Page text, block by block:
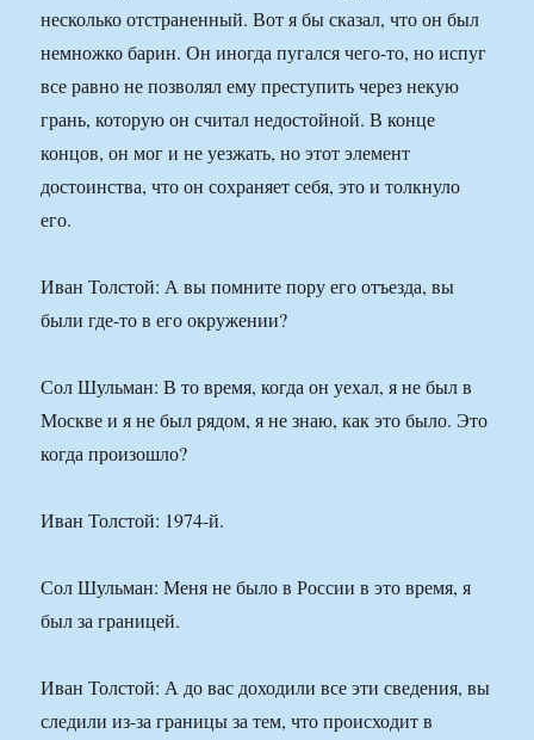
несколько отстраненный. Вот я бы сказал, что он был
немножко барин. Он иногда пугался чего-то, но испуг
все равно не позволял ему преступить через некую
грань, которую он считал недостойной. В конце
концов, он мог и не уезжать, но этот элемент
достоинства, что он сохраняет себя, это и толкнуло
его.
Иван Толстой: А вы помните пору его отъезда, вы
были где-то в его окружении?
Сол Шульман: В то время, когда он уехал, я не был в
Москве и я не был рядом, я не знаю, как это было. Это
когда произошло?
Иван Толстой: 1974-й.
Сол Шульман: Меня не было в России в это время, я
был за границей.
Иван Толстой: А до вас доходили все эти сведения, вы
следили из-за границы за тем, что происходит в